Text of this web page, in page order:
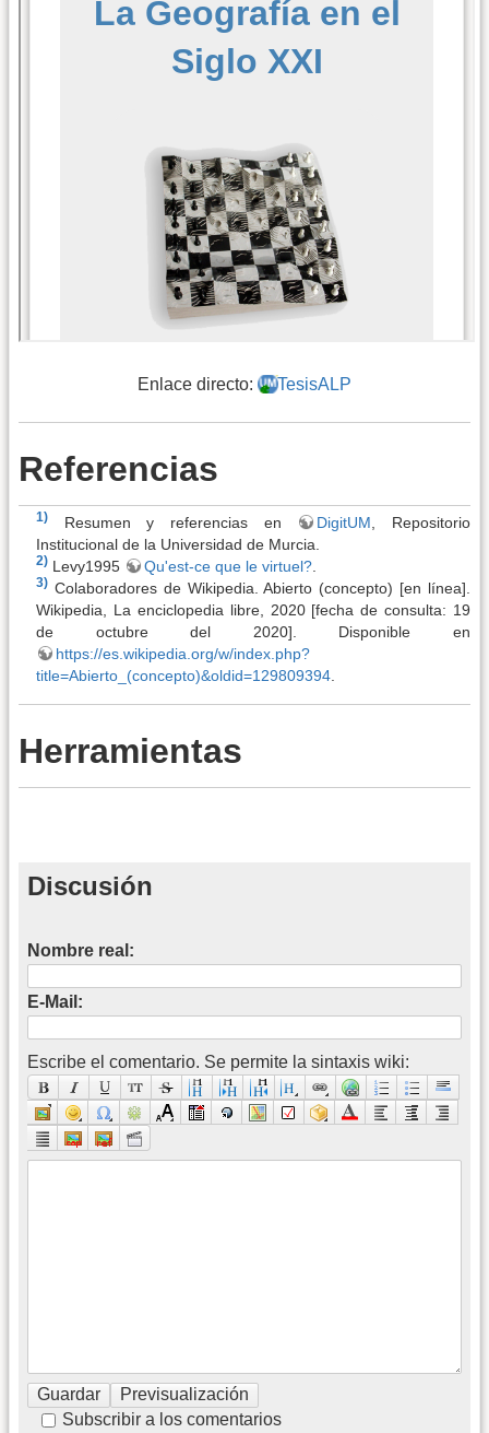
Enlace directo: TesisALP
Referencias
1) Resumen y referencias en DigitUM , Repositorio
Institucional de la Universidad de Murcia.
2) Levy1995 Qu'est-ce que le virtuel?
3) Colaboradores de Wikipedia. Abierto (concepto) [en línea].
Wikipedia, La enciclopedia libre, 2020 [fecha de consulta: 19
de octubre del 2020]. Disponible en
https://es.wikipedia.org/w/index.php?
title=Abierto_(concepto)&oldid=129809394
Herramientas
Discusión
Nombre real:
E-Mail:
Escribe el comentario. Se permite la sintaxis wiki:
Subscribir a los comentarios